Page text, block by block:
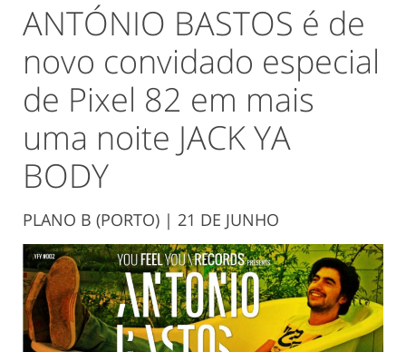
ANTÓNIO BASTOS é de
novo convidado especial
de Pixel 82 em mais
uma noite JACK YA
BODY
PLANO B (PORTO) | 21 DE JUNHO